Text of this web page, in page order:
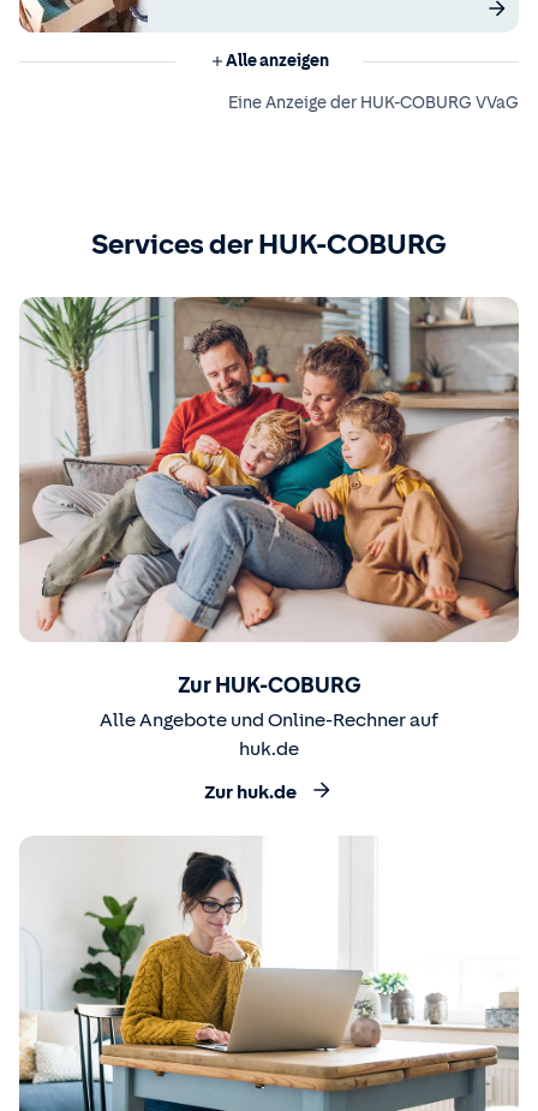
Alle anzeigen
Eine Anzeige der HUK-COBURG VVaG
Services der HUK-COBURG
Zur HUK-COBURG
Alle Angebote und Online-Rechner auf
huk.de
Zur huk.de